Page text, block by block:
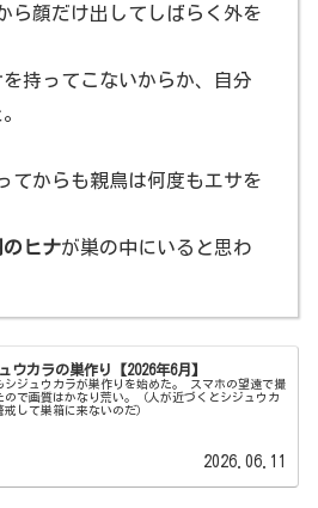
ら顔だけ出してしばらく外を
持ってこないからか、自分
てからも親鳥は何度もエサを
のヒナが巣の中にいると思わ
ウカラの巣作り【2026年6月】
シジュウカラが巣作りを始めた。 スマホの望遠で撮
ので画質はかなり荒い。（人が近づくとシジュウカ
戒して巣箱に来ないのだ）
2026.06.11